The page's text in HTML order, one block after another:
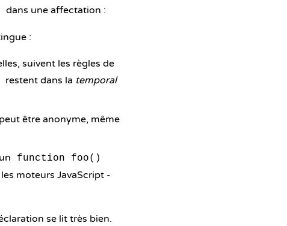
dans une affectation :
:
suivent les règles de
restent dans la temporal
être anonyme, même
function foo()
moteurs JavaScript -
se lit très bien.